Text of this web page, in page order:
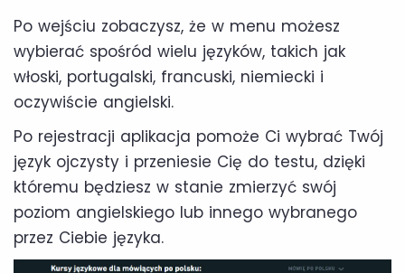
Po wejściu zobaczysz, że w menu możesz
wybierać spośród wielu języków, takich jak
włoski, portugalski, francuski, niemiecki i
oczywiście angielski.
Po rejestracji aplikacja pomoże Ci wybrać Twój
język ojczysty i przeniesie Cię do testu, dzięki
któremu będziesz w stanie zmierzyć swój
poziom angielskiego lub innego wybranego
przez Ciebie języka.